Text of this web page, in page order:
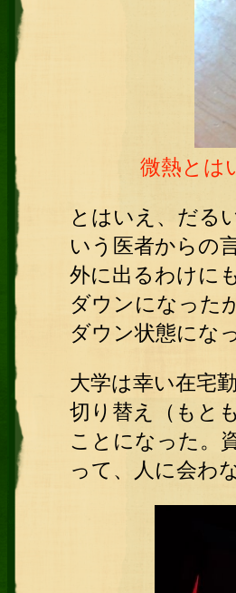
微熱とは
とはいえ、だる
いう医者からの
外に出るわけに
ダウンになった
ダウン状態にな
大学は幸い在宅
切り替え（もと
ことになった。
って、人に会わ